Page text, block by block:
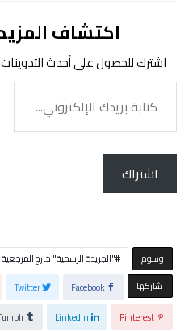
اكتشاف
اشترك للحصول على أحدث التدوينات
بريدك
الإلكتروني...
اشتراك
‫‫‫‫وسوم‬
"الجريدة الرسمية" خارج المرجعية
‫‫ شاركها‬
Facebook
Twitter
Pinterest
Linkedin